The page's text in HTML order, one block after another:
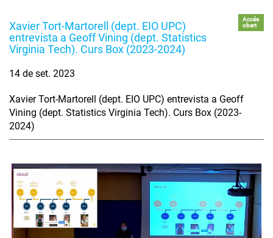
Xavier Tort-Martorell (dept. EIO UPC)
entrevista a Geoff Vining (dept. Statistics
Virginia Tech). Curs Box (2023-2024)
Accés
obert
14 de set. 2023
Xavier Tort-Martorell (dept. EIO UPC) entrevista a Geoff
Vining (dept. Statistics Virginia Tech). Curs Box (2023-
2024)